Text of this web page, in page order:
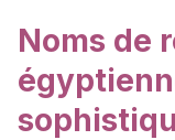
Noms de